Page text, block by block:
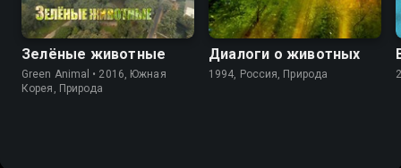
Зелёные животные
Green Animal • 2016, Южная
Корея, Природа
Диалоги о животных
1994, Россия, Природа